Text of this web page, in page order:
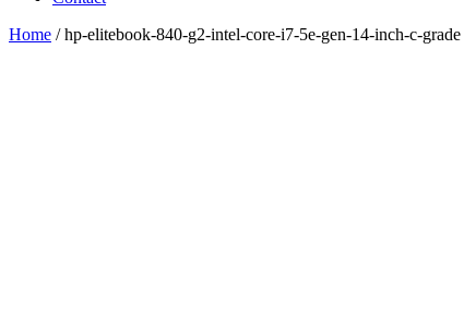
Home / hp-elitebook-840-g2-intel-core-i7-5e-gen-14-inch-c-grade